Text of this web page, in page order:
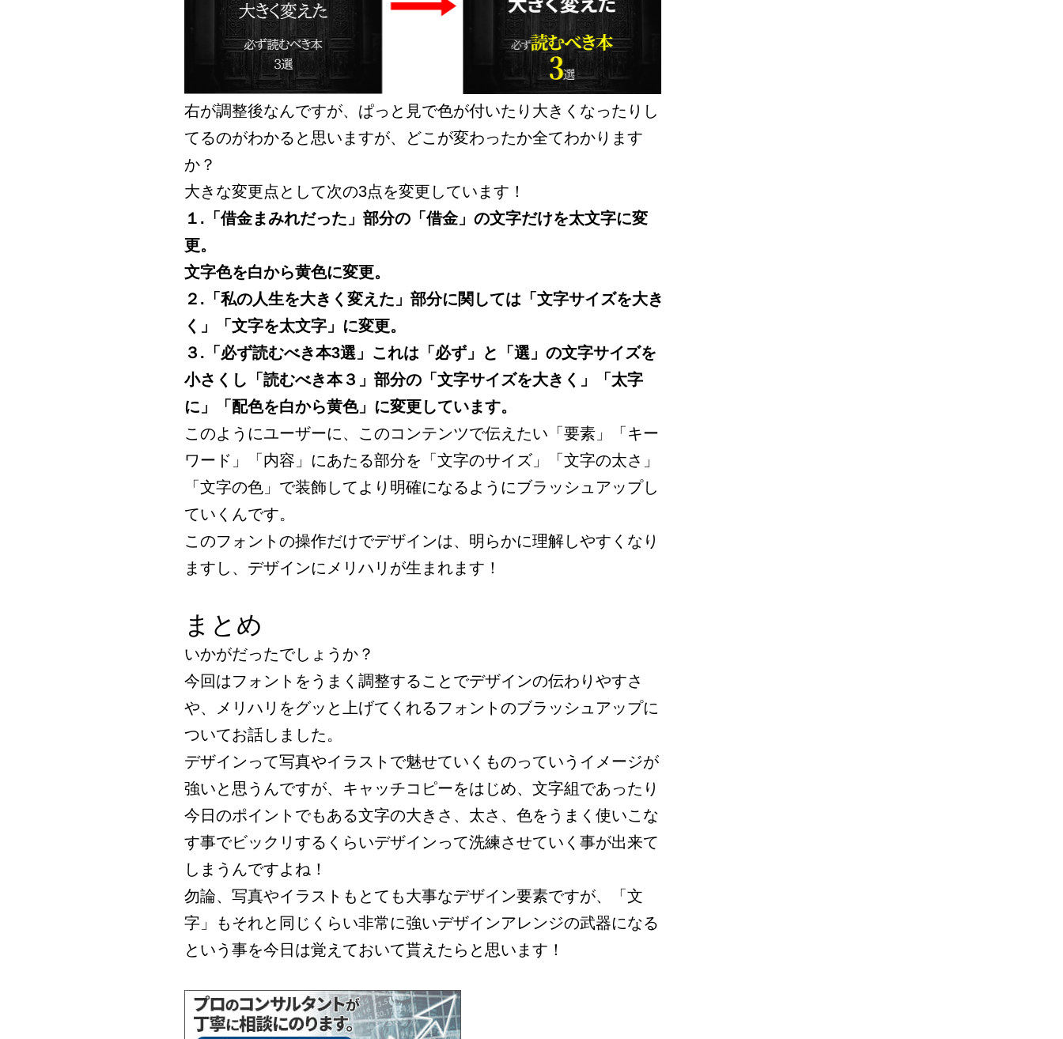
右が調整後なんですが、ぱっと見で色が付いたり大きくなったりし
てるのがわかると思いますが、どこが変わったか全てわかります
か？
大きな変更点として次の3点を変更しています！
１.「借金まみれだった」部分の「借金」の文字だけを太文字に変
更。
文字色を白から黄色に変更。
２.「私の人生を大きく変えた」部分に関しては「文字サイズを大き
く」「文字を太文字」に変更。
３.「必ず読むべき本3選」これは「必ず」と「選」の文字サイズを
小さくし「読むべき本３」部分の「文字サイズを大きく」「太字
に」「配色を白から黄色」に変更しています。
このようにユーザーに、このコンテンツで伝えたい「要素」「キー
ワード」「内容」にあたる部分を「文字のサイズ」「文字の太さ」
「文字の色」で装飾してより明確になるようにブラッシュアップし
ていくんです。
このフォントの操作だけでデザインは、明らかに理解しやすくなり
ますし、デザインにメリハリが生まれます！
まとめ
いかがだったでしょうか？
今回はフォントをうまく調整することでデザインの伝わりやすさ
や、メリハリをグッと上げてくれるフォントのブラッシュアップに
ついてお話しました。
デザインって写真やイラストで魅せていくものっていうイメージが
強いと思うんですが、キャッチコピーをはじめ、文字組であったり
今日のポイントでもある文字の大きさ、太さ、色をうまく使いこな
す事でビックリするくらいデザインって洗練させていく事が出来て
しまうんですよね！
勿論、写真やイラストもとても大事なデザイン要素ですが、「文
字」もそれと同じくらい非常に強いデザインアレンジの武器になる
という事を今日は覚えておいて貰えたらと思います！